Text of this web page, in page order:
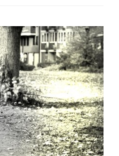
H
E
N
N
A
C
H
: